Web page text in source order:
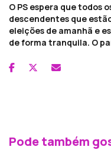
O PS espera que todos
descendentes que
eleições de amanhã e
de forma tranquila. O
Pode também